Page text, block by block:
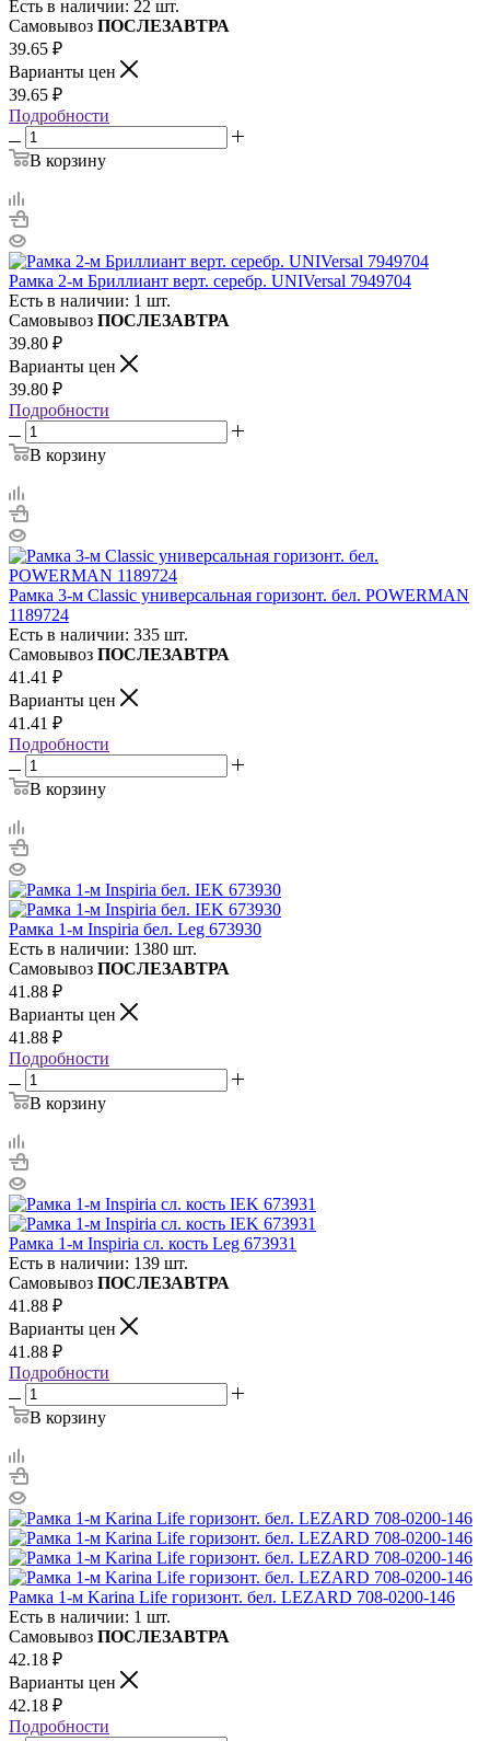
Есть в наличии: 22 шт.
Самовывоз ПОСЛЕЗАВТРА
39.65 ₽
Варианты цен
39.65 ₽
Подробности
В корзину
Рамка 2-м Бриллиант верт. серебр. UNIVersal 7949704
Есть в наличии: 1 шт.
Самовывоз ПОСЛЕЗАВТРА
39.80 ₽
Варианты цен
39.80 ₽
Подробности
В корзину
Рамка 3-м Classic универсальная горизонт. бел. POWERMAN
1189724
Есть в наличии: 335 шт.
Самовывоз ПОСЛЕЗАВТРА
41.41 ₽
Варианты цен
41.41 ₽
Подробности
В корзину
Рамка 1-м Inspiria бел. Leg 673930
Есть в наличии: 1380 шт.
Самовывоз ПОСЛЕЗАВТРА
41.88 ₽
Варианты цен
41.88 ₽
Подробности
В корзину
Рамка 1-м Inspiria сл. кость Leg 673931
Есть в наличии: 139 шт.
Самовывоз ПОСЛЕЗАВТРА
41.88 ₽
Варианты цен
41.88 ₽
Подробности
В корзину
Рамка 1-м Karina Life горизонт. бел. LEZARD 708-0200-146
Есть в наличии: 1 шт.
Самовывоз ПОСЛЕЗАВТРА
42.18 ₽
Варианты цен
42.18 ₽
Подробности